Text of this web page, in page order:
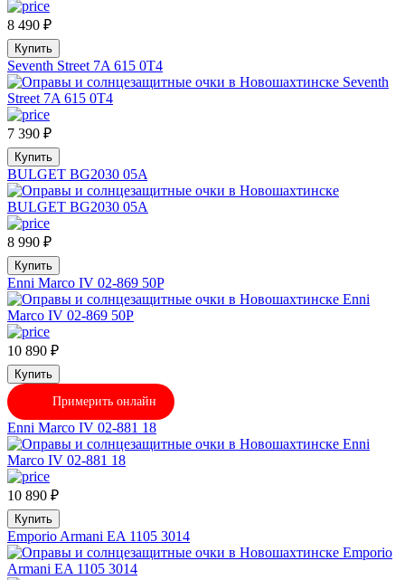
8 490 ₽
Купить
Seventh Street 7A 615 0T4
7 390 ₽
Купить
BULGET BG2030 05A
8 990 ₽
Купить
Enni Marco IV 02-869 50P
10 890 ₽
Купить
Примерить онлайн
Enni Marco IV 02-881 18
10 890 ₽
Купить
Emporio Armani EA 1105 3014